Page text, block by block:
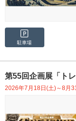
駐車場
第55回企画展「ト
2026年7月18日(土)～8月